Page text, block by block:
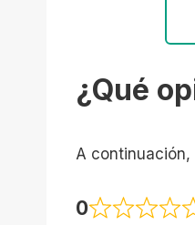
¿Qué
A
0